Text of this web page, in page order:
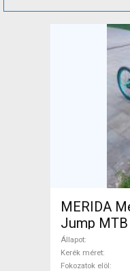
MERIDA
Jump
elöl
ELADÓ
Állapot
Kerék méret
Fokozatok elöl